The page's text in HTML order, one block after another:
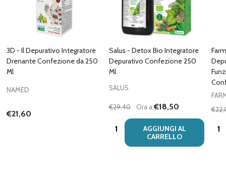
3D - Il Depurativo Integratore
Drenante Confezione da 250
Ml
NAMED
€21,60
Salus - Detox Bio Integratore
Depurativo Confezione 250
Ml
SALUS
€29,40 Ora a€18,50
Quantità:
AGGIUNGI AL
CARRELLO